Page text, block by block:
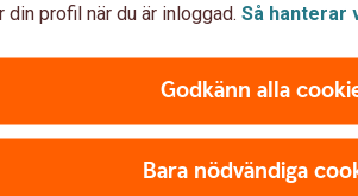
din profil när du är inloggad. Så hanterar
Godkänn alla
Bara nödvändiga